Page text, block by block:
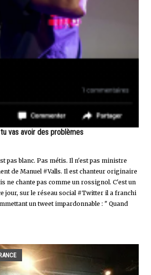
tu vas avoir des problèmes
pas blanc. Pas métis. Il n'est pas ministre
de Manuel #Valls. Il est chanteur originaire
ne chante pas comme un rossignol. C'est un
jour, sur le réseau social #Twitter il a franchi
un tweet impardonnable : " Quand